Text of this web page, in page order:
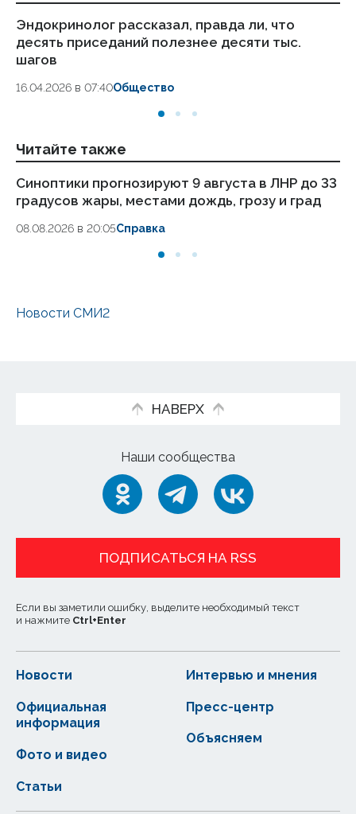
Эндокринолог рассказал, правда ли, что
десять приседаний полезнее десяти тыс.
шагов
16.04.2026 в 07:40Общество
Читайте также
Синоптики прогнозируют 9 августа в ЛНР до 33
градусов жары, местами дождь, грозу и град
08.08.2026 в 20:05Справка
Новости СМИ2
НАВЕРХ
Наши сообщества
ПОДПИСАТЬСЯ НА RSS
Если вы заметили ошибку, выделите необходимый текст
и нажмите Ctrl+Enter
Новости
Статьи
Официальная
информация
Интервью и мнения
Фото и видео
Пресс-центр
Объясняем